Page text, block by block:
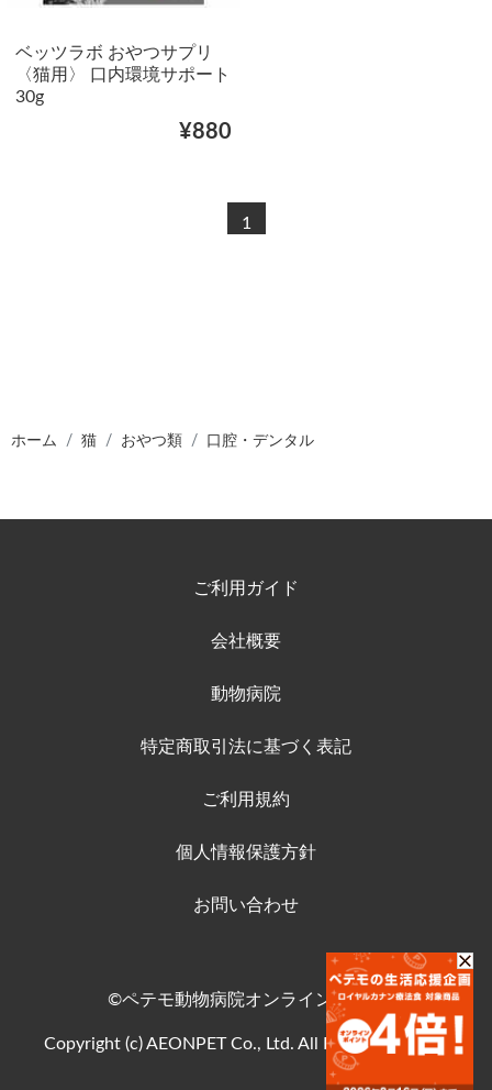
ベッツラボ おやつサプリ
〈猫用〉 口内環境サポート
30g
¥880
1
ホーム 猫 おやつ類 口腔・デンタル
ご利用ガイド
会社概要
動物病院
特定商取引法に基づく表記
ご利用規約
個人情報保護方針
お問い合わせ
©ペテモ動物病院オンラインストア
Copyright (c) AEONPET Co., Ltd. All Rights Reserved.